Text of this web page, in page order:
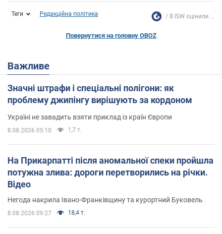
Теги Редакційна політика В ISW оцінили ...
Повернутися на головну OBOZ
Важливе
Значні штрафи і спеціальні полігони: як
проблему джипінгу вирішують за кордоном
Україні не завадить взяти приклад із країн Європи
8.08.2026 05:10 1,7 т.
На Прикарпатті після аномальної спеки пройшла
потужна злива: дороги перетворились на річки.
Відео
Негода накрила Івано-Франківщину та курортний Буковель
8.08.2026 09:27 18,4 т.